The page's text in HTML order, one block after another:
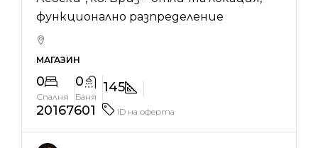
функционално разпределение
МАГАЗИН
0
Спалня
0
Баня
145
20167601
ID на оферта